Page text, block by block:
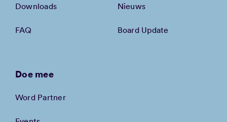
Downloads
FAQ
Nieuws
Board Update
Doe mee
Word Partner